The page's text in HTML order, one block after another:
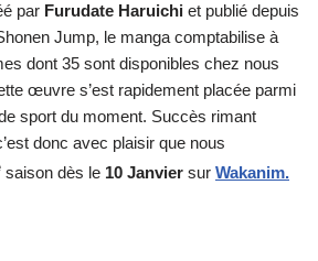
par Furudate Haruichi et publié depuis
Jump, le manga comptabilise à
dont 35 sont disponibles chez nous
œuvre s’est rapidement placée parmi
sport du moment. Succès rimant
donc avec plaisir que nous
saison dès le 10 Janvier sur Wakanim.